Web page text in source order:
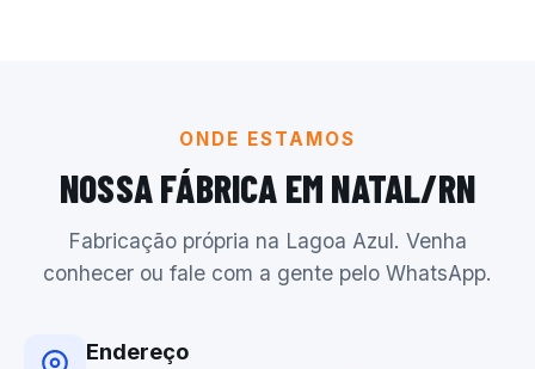
ONDE ESTAMOS
NOSSA FÁBRICA EM NATAL/RN
Fabricação própria na Lagoa Azul. Venha
conhecer ou fale com a gente pelo WhatsApp.
Endereço